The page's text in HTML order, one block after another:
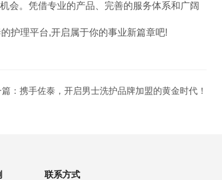
会。凭借专业的产品、完善的服务体系和广阔
护理平台,开启属于你的事业新篇章吧!
： 携手佐泰，开启男士洗护品牌加盟的黄金时代！
联系方式